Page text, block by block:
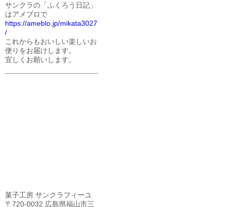
サンクラの「ふくろう日記」
はアメブロで
https://ameblo.jp/mikata3027
/
これからもおいしい楽しいお
便りをお届けします。
宜しくお願いします。
菓子工房 サンクラフィーユ
〒720-0032 広島県福山市三